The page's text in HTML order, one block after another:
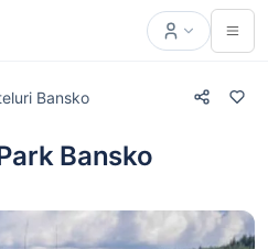
Bansko
Bansko